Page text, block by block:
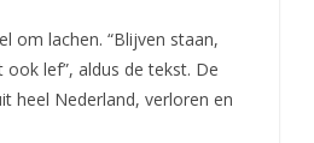
om lachen. “Blijven staan,
lef”, aldus de tekst. De
heel Nederland, verloren en